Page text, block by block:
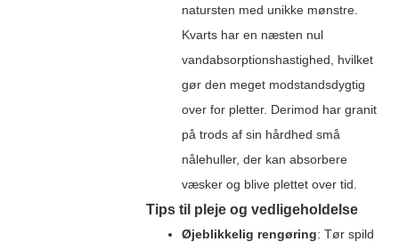
natursten med unikke mønstre.
Kvarts har en næsten nul
vandabsorptionshastighed, hvilket
gør den meget modstandsdygtig
over for pletter. Derimod har granit
på trods af sin hårdhed små
nålehuller, der kan absorbere
væsker og blive plettet over tid.
Tips til pleje og vedligeholdelse
Øjeblikkelig rengøring: Tør spild